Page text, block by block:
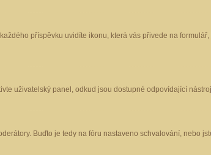
příspěvku uvidíte ikonu, která vás přivede na
uživatelský panel, odkud jsou dostupné odpovídající
Buďto je tedy na fóru nastaveno schvalování, nebo